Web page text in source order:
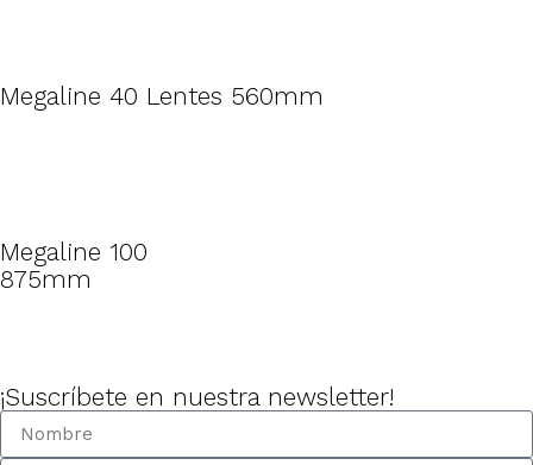
Megaline 40 Lentes 560mm
Megaline 100
875mm
¡Suscríbete en nuestra newsletter!